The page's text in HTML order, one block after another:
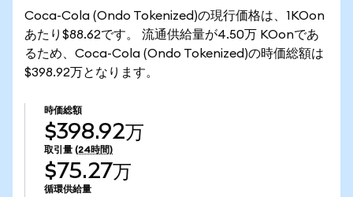
Coca-Cola (Ondo Tokenized)の現行価格は、1KOon
あたり$88.62です。 流通供給量が4.50万 KOonであ
るため、Coca-Cola (Ondo Tokenized)の時価総額は
$398.92万となります。
時価総額
$398.92万
取引量 (24時間)
$75.27万
循環供給量